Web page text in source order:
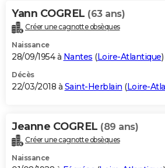
Yann COGREL (63 ans)
Créer une cagnotte obsèques
Naissance
28/09/1954 à Nantes (Loire-Atlantique)
Décès
22/03/2018 à Saint-Herblain (Loire-
Jeanne COGREL (89 ans)
Créer une cagnotte obsèques
Naissance